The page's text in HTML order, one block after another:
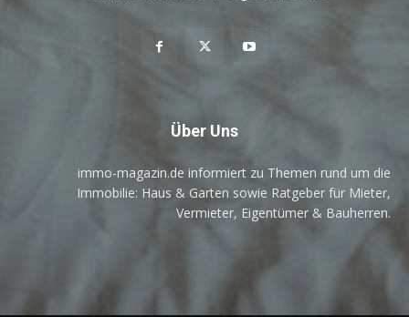
Über Uns
immo-magazin.de informiert zu Themen rund um die
Immobilie: Haus & Garten sowie Ratgeber für Mieter,
Vermieter, Eigentümer & Bauherren.